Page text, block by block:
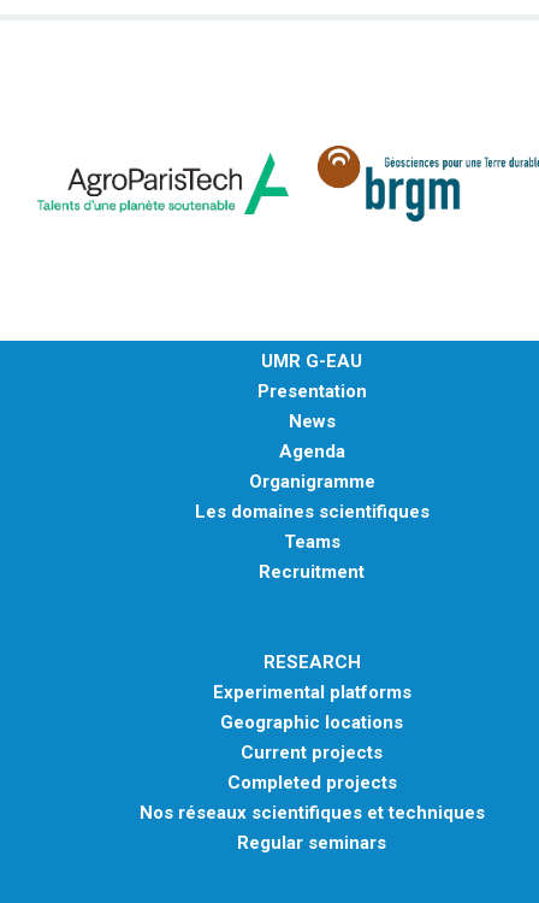
UMR G-EAU
Presentation
News
Agenda
Organigramme
Les domaines scientifiques
Teams
Recruitment
RESEARCH
Experimental platforms
Geographic locations
Current projects
Completed projects
Nos réseaux scientifiques et techniques
Regular seminars